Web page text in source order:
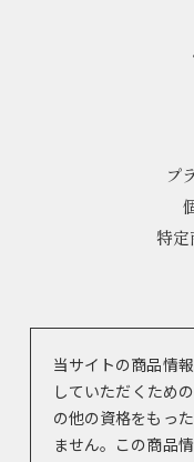
プ
特
当サイトの商品情
していただくため
の他の資格をもっ
ません。この商品